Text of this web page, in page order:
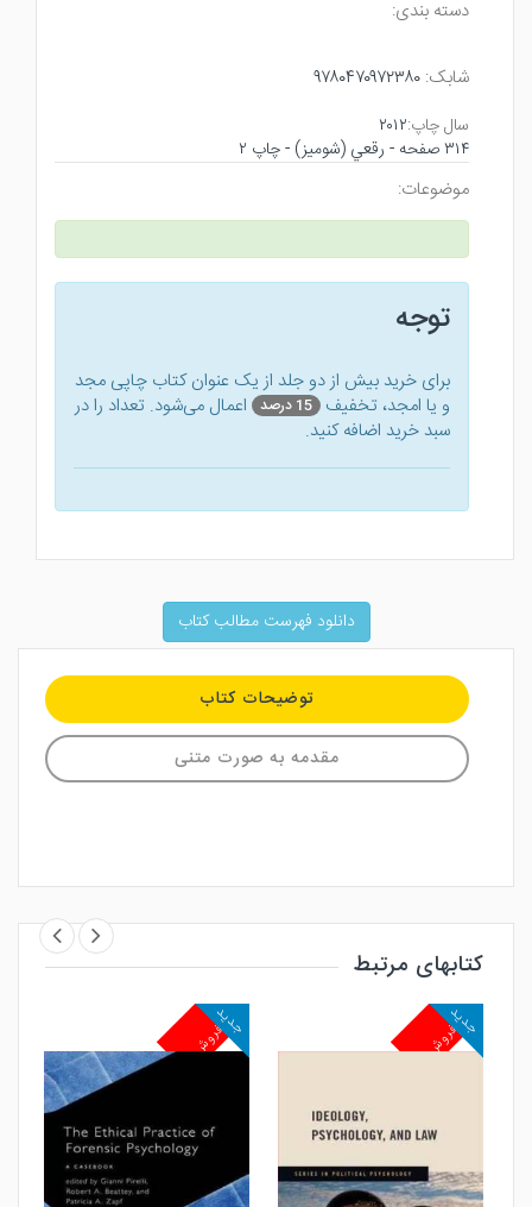
دسته بندی:
شابک: ۹۷۸۰۴۷۰۹۷۲۳۸۰
سال چاپ:۲۰۱۲
۳۱۴ صفحه - رقعي (شوميز) - چاپ ۲
موضوعات:
توجه
برای خرید بیش از دو جلد از یک عنوان کتاب‌ چاپی مجد
و یا امجد، تخفیف 15 درصد
اعمال می‌شود. تعداد را در
سبد خرید اضافه کنید.
دانلود فهرست مطالب کتاب
توضیحات کتاب
مقدمه به صورت متنی
کتابهای مرتبط
پرفروش
جدید پرفروش
جدید